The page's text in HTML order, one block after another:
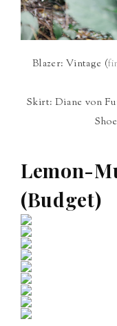
Blazer: Vintage (
Skirt: Diane von
Lemon-
(Budget)